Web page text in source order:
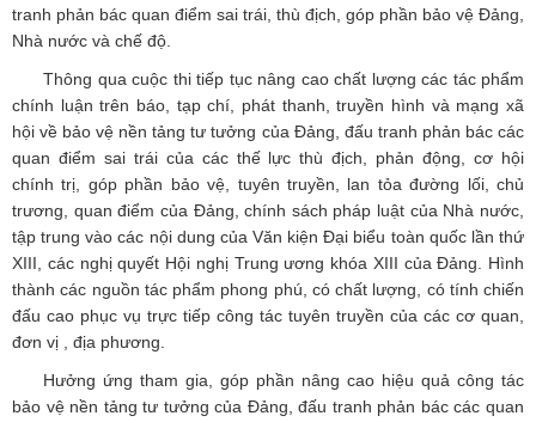
tranh phản bác quan điểm sai trái, thù địch, góp phần bảo vệ Đảng,
Nhà nước và chế độ.
Thông qua cuộc thi tiếp tục nâng cao chất lượng các tác phẩm
chính luận trên báo, tạp chí, phát thanh, truyền hình và mạng xã
hội về bảo vệ nền tảng tư tưởng của Đảng, đấu tranh phản bác các
quan điểm sai trái của các thế lực thù địch, phản động, cơ hội
chính trị, góp phần bảo vệ, tuyên truyền, lan tỏa đường lối, chủ
trương, quan điểm của Đảng, chính sách pháp luật của Nhà nước,
tập trung vào các nội dung của Văn kiện Đại biểu toàn quốc lần thứ
XIII, các nghị quyết Hội nghị Trung ương khóa XIII của Đảng. Hình
thành các nguồn tác phẩm phong phú, có chất lượng, có tính chiến
đấu cao phục vụ trực tiếp công tác tuyên truyền của các cơ quan,
đơn vị , địa phương.
Hưởng ứng tham gia, góp phần nâng cao hiệu quả công tác
bảo vệ nền tảng tư tưởng của Đảng, đấu tranh phản bác các quan